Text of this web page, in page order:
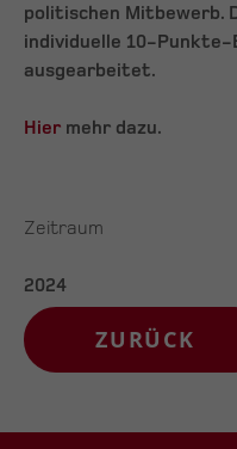
politischen Mitbewerb.
individuelle 10-
ausgearbeitet.
Hier mehr dazu.
Zeitraum
2024
ZURÜCK